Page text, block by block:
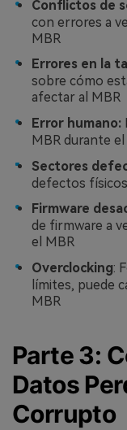
Conflictos de
con errores a
MBR
Errores en la
sobre cómo
afectar al MBR
Error humano:
MBR durante
Sectores
defectos
Firmware
de firmware a
el MBR
Overclocking:
límites, puede
MBR
Parte 3:
Datos
Corrupto